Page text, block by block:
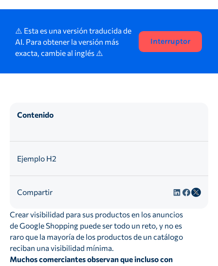
⚠️ Esta es una versión traducida de
AI. Para obtener la versión más
exacta, cambie al inglés ⚠️
Interruptor
Contenido
Ejemplo H2
Compartir
Crear visibilidad para sus productos en los anuncios
de Google Shopping puede ser todo un reto, y no es
raro que la mayoría de los productos de un catálogo
reciban una visibilidad mínima.
Muchos comerciantes observan que incluso con